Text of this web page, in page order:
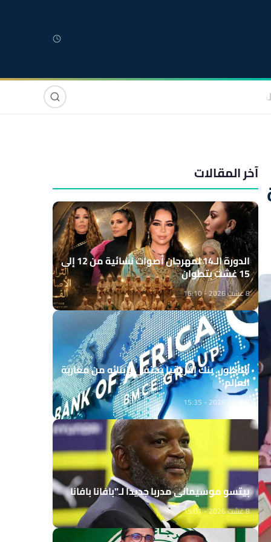
صوت وصورة
آخر المقالات
الدورة الـ14 لمهرجان أصوات نسائية من 12 إلى
15 غشت بتطوان
8 غشت 2026 - 16:10
الناظور.. بنك إفريقيا يحتفي بزبنائه من مغاربة
العالم
8 غشت 2026 - 15:35
بيتسو موسيماني مدربا جديدا لـ"بافانا بافانا
8 غشت 2026 - 15:01